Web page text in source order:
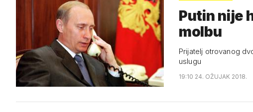
Putin nije
molbu
Prijatelj otrovanog
uslugu
19:10 24. OŽUJAK 2018.